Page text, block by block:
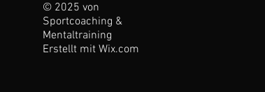
© 2025 von
Sportcoaching &
Mentaltraining
Erstellt mit Wix.com